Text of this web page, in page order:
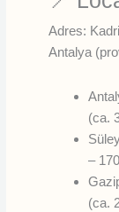
Adres:
Antalya
(ca.
–
(ca.